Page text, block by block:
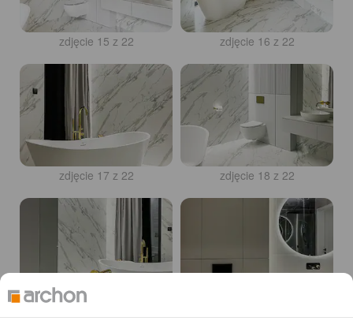
zdjęcie 15 z 22 zdjęcie 16 z 22
zdjęcie 17 z 22 zdjęcie 18 z 22